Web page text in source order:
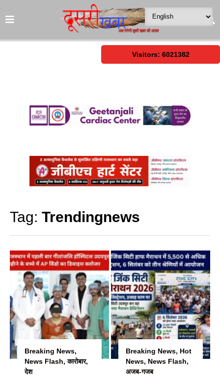
Visitors: 6021382
Tag: Trendingnews
Breaking News,
News Flash,कारोबार,
देश
Breaking News, Hot
News, News Flash,
अजब-गजब